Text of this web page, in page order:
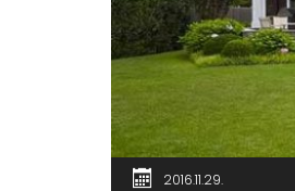
2016.11.29.